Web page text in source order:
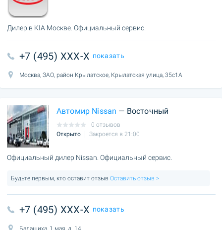
Дилер в KIA Москве. Официальный сервис.
+7 (495) XXX-X показать
Москва, ЗАО, район Крылатское, Крылатская улица, 35с1А
Автомир Nissan — Восточный
0 отзывов
Открыто
Закроется в 21:00
Официальный дилер Nissan. Официальный сервис.
Будьте первым, кто оставит отзыв Оставить отзыв >
+7 (495) XXX-X показать
Балашиха, 1 мая, д. 14